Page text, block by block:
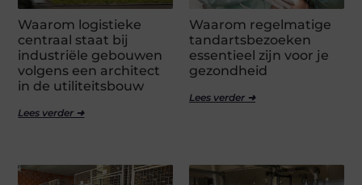
Waarom logistieke
centraal staat bij
industriële gebouwen
volgens een architect
in de utiliteitsbouw
Lees verder ➜
Waarom regelmatige
tandartsbezoeken
essentieel zijn voor je
gezondheid
Lees verder ➜